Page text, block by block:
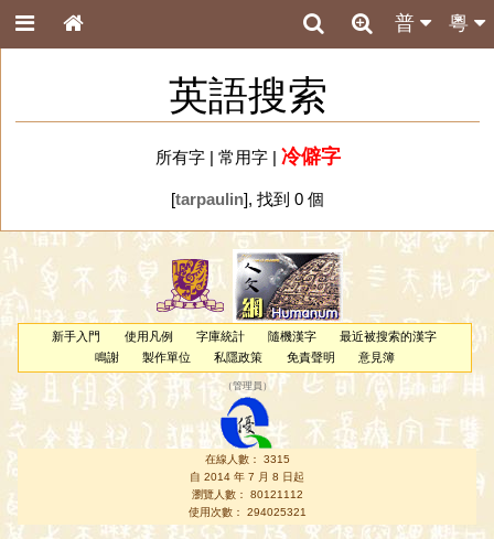
粵
普
英語搜索
所有字| 常用字| 冷僻字
[tarpaulin], 找到 0 個
新手入門 使用凡例 字庫統計 隨機漢字
最近被搜索的漢字
鳴謝
製作單位 私隱政策 免責聲明 意見簿
（管理員 ）
在線人數： 3315
自 2014 年 7 月 8 日起
瀏覽人數： 80121112
使用次數： 294025321